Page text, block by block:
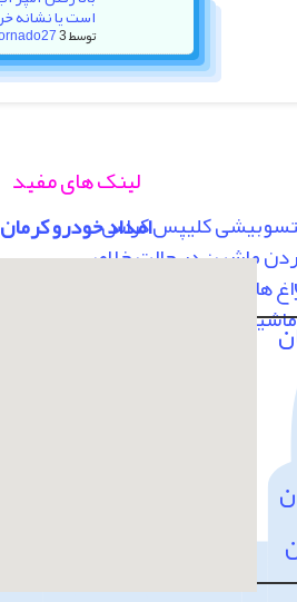
است یا نشانه
توسط3 هفته پیش
کلیپس کراس
ماشین در حالت خلاص
های پشت آمپر
سرعت 80 به بالا
لینک های مفید
امداد خودرو کرمان